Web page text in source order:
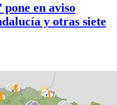
en aviso
y otras siete